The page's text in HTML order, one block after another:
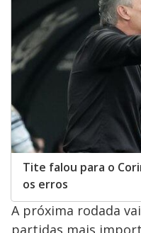
Tite falou para o
os erros
A próxima rodada
partidas mais